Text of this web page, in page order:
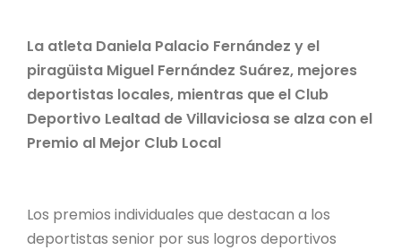
La atleta Daniela Palacio Fernández y el
piragüista Miguel Fernández Suárez, mejores
deportistas locales, mientras que el Club
Deportivo Lealtad de Villaviciosa se alza con el
Premio al Mejor Club Local
Los premios individuales que destacan a los
deportistas senior por sus logros deportivos